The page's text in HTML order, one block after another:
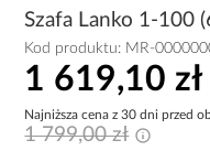
Szafa Lanko 1-100
Kod produktu: MR-
1 619,10 zł
Najniższa cena z 30 dni przed
1 799,00 zł